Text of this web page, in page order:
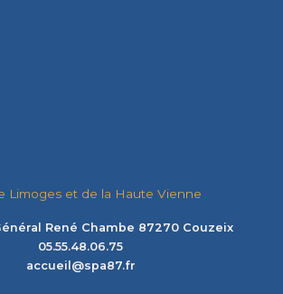
Limoges et de la Haute Vienne
René Chambe 87270 Couzeix
05.55.48.06.75
accueil@spa87.fr